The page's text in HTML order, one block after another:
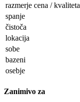
razmerje cena / kvaliteta
spanje
čistoča
lokacija
sobe
bazeni
osebje
Zanimivo za